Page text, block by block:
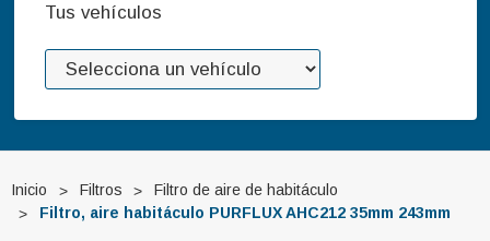
Tus vehículos
Inicio Filtros
Filtro de aire de habitáculo
Filtro, aire habitáculo PURFLUX AHC212 35mm 243mm